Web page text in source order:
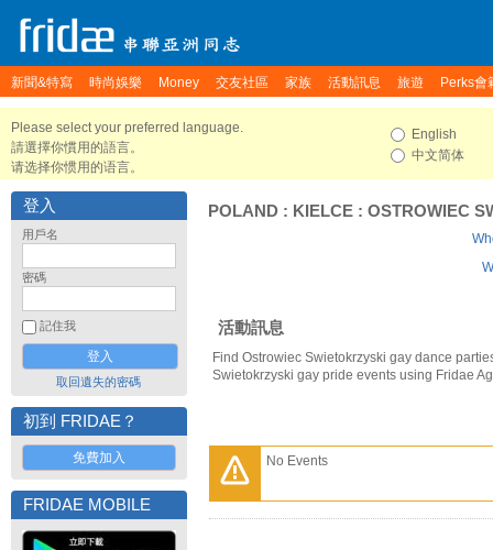
新聞&特寫 時尚娛樂 Money 交友社區 家族 活動訊息 旅遊 Perks會
Please select your preferred language.
請選擇你慣用的語言。
请选择你惯用的语言。
English
中文简体
登入
用戶名
密碼
記住我
取回遺失的密碼
初到 FRIDAE？
免費加入
FRIDAE MOBILE
POLAND : KIELCE : OSTROWIEC
活動訊息
Find Ostrowiec Swietokrzyski gay dance
Swietokrzyski gay pride events using Fridae
No Events